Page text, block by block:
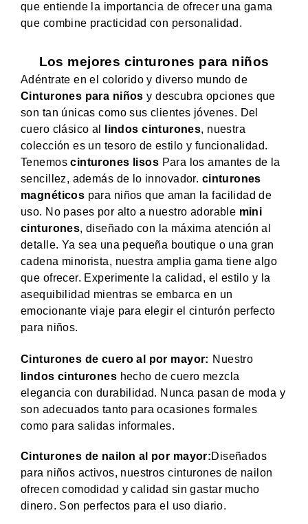
que entiende la importancia de ofrecer una gama
que combine practicidad con personalidad.
Los mejores cinturones para niños
Adéntrate en el colorido y diverso mundo de
Cinturones para niños y descubra opciones que
son tan únicas como sus clientes jóvenes. Del
cuero clásico al
lindos cinturones, nuestra
colección es un tesoro de estilo y funcionalidad.
Tenemoscinturones lisos Para los amantes de la
sencillez, además de lo innovador. cinturones
magnéticos para niños que aman la facilidad de
uso. No pases por alto a nuestro adorable mini
cinturones, diseñado con la máxima atención al
detalle. Ya sea una pequeña boutique o una gran
cadena minorista, nuestra amplia gama tiene algo
que ofrecer. Experimente la calidad, el estilo y la
asequibilidad mientras se embarca en un
emocionante viaje para elegir el cinturón perfecto
para niños.
Cinturones de cuero al por mayor: Nuestro
lindos cinturones hecho de cuero mezcla
elegancia con durabilidad. Nunca pasan de moda y
son adecuados tanto para ocasiones formales
como para salidas informales.
Cinturones de nailon al por mayor:Diseñados
para niños activos, nuestros cinturones de nailon
ofrecen comodidad y calidad sin gastar mucho
dinero. Son perfectos para el uso diario.